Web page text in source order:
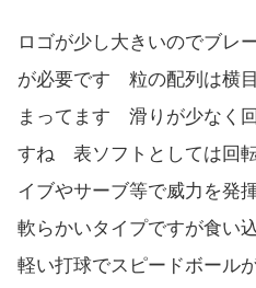
ロゴが少し大きいのでブレ
が必要です 粒の配列は横
まってます 滑りが少なく
すね 表ソフトとしては回
イブやサーブ等で威力を発
軟らかいタイプですが食い
軽い打球でスピードボール